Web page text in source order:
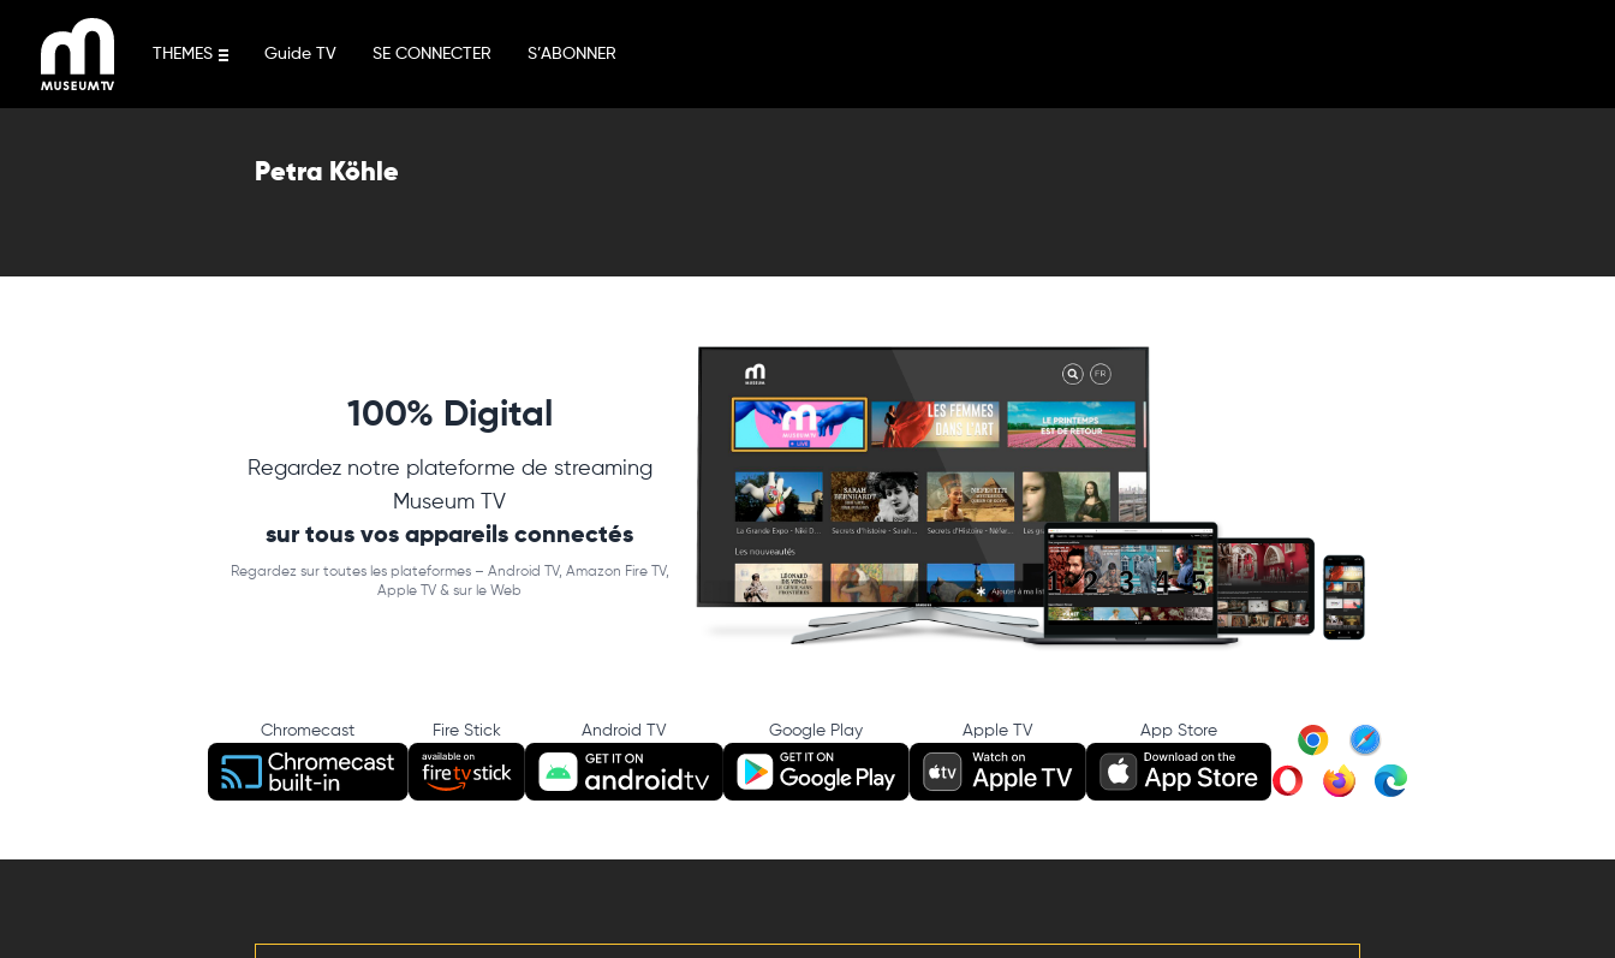
contenu
THEMES Guide TV SE CONNECTER S’ABONNER
Petra Köhle
100% Digital
Regardez notre plateforme de streaming
Museum TV
sur tous vos appareils connectés
Regardez sur toutes les plateformes – Android TV, Amazon Fire TV,
Apple TV & sur le Web
Chromecast Fire Stick Android TV Google Play Apple TV App Store